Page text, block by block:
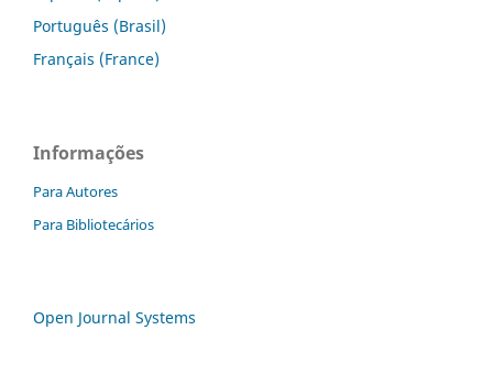
Português (Brasil)
Français (France)
Informações
Para Autores
Para Bibliotecários
Open Journal Systems